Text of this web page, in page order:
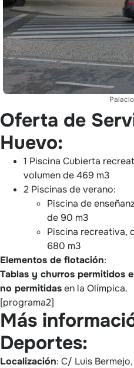
Oferta de
Huevo:
1 Piscina Cubierta
volumen de 469 m3
2 Piscinas de verano:
Piscina de
de 90 m3
Piscina recreativa,
680 m3
Elementos de flotación:
Tablas y churros permitidos
no permitidasen la Olímpica.
[programa2]
Más
Deportes:
Localización: C/ Luis